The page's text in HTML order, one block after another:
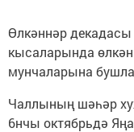
Өлкәннәр
кысаларында
мунчаларына
Чаллының шәһәр
6нчы октябрьдә